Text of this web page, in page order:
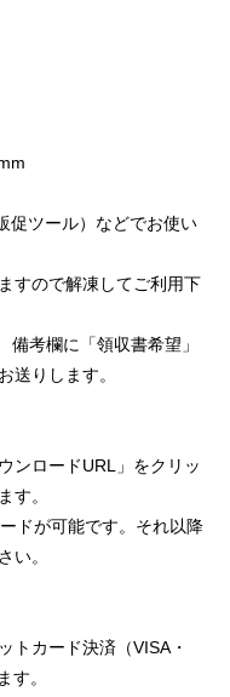
促ツール）などでお使い
すので解凍してご利用下
考欄に「領収書希望」
送りします。
ンロードURL」をクリッ
す。
ドが可能です。それ以降
い。
トカード決済（VISA・
す。